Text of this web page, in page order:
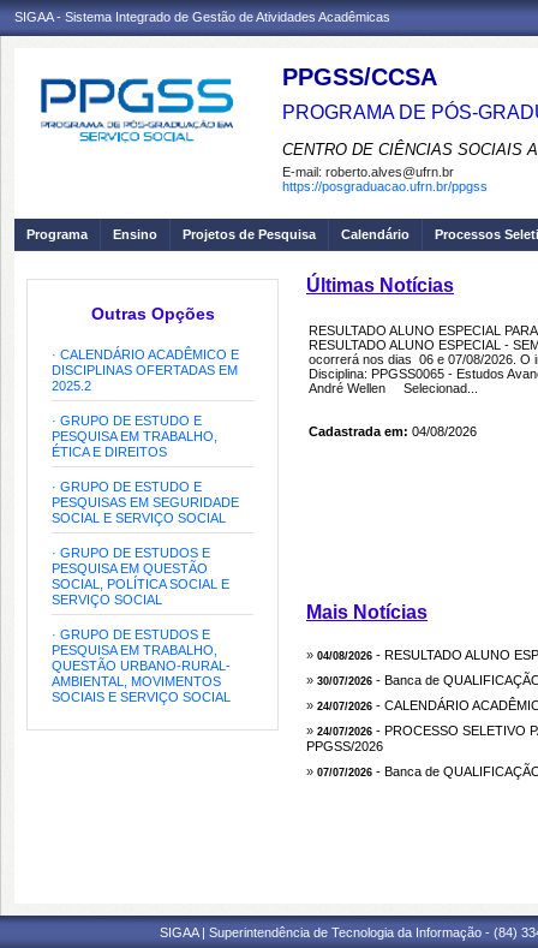
SIGAA - Sistema Integrado de Gestão de Atividades Acadêmicas
PPGSS/CCSA
PROGRAMA DE PÓS-
CENTRO DE CIÊNCIAS SOCIAIS
E-mail: roberto.alves@ufrn.br
https://posgraduacao.ufrn.br/ppgss
Programa Ensino Projetos de Pesquisa Calendário Processos
Outras Opções
· CALENDÁRIO ACADÊMICO E
DISCIPLINAS OFERTADAS EM
2025.2
· GRUPO DE ESTUDO E
PESQUISA EM TRABALHO,
ÉTICA E DIREITOS
· GRUPO DE ESTUDO E
PESQUISAS EM SEGURIDADE
SOCIAL E SERVIÇO SOCIAL
· GRUPO DE ESTUDOS E
PESQUISA EM QUESTÃO
SOCIAL, POLÍTICA SOCIAL E
SERVIÇO SOCIAL
· GRUPO DE ESTUDOS E
PESQUISA EM TRABALHO,
QUESTÃO URBANO-RURAL-
AMBIENTAL, MOVIMENTOS
SOCIAIS E SERVIÇO SOCIAL
Últimas Notícias
RESULTADO ALUNO ESPECIAL
RESULTADO ALUNO ESPECIAL -
ocorrerá nos dias 06 e 07/08/2026.
Disciplina: PPGSS0065 - Estudos
André Wellen Selecionad...
Cadastrada em: 04/08/2026
Mais Notícias
» 04/08/2026 - RESULTADO ALUNO
» 30/07/2026 - Banca de
» 24/07/2026 - CALENDÁRIO
» 24/07/2026 - PROCESSO SELETIVO
PPGSS/2026
» 07/07/2026 - Banca de
SIGAA | Superintendência de Tecnologia da Informação - (84)